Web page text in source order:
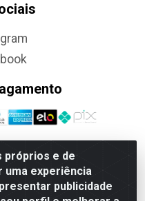
próprios e de
experiência
publicidade
- Rua Itatiba Do Sul, 161 -
CEP 85804-700- CNPJ